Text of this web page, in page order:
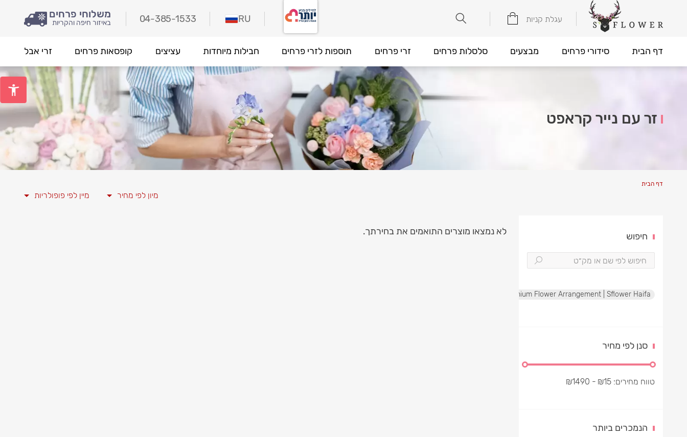
עגלת קניות משלוחי פרחים
באיזור חיפה והקריות 04-385-1533 RU
דף הבית סידורי פרחים מבצעים סלסלות פרחים זרי פרחים תוספות לזרי פרחים חבילות מיוחדות עציצים קופסאות פרחים זרי אבל
זר עם נייר קראפט
דף הבית
מיון לפי מחיר מיין לפי פופולריות
לא נמצאו מוצרים התואמים את בחירתך. חיפוש
Luxury Red & White Rose Box | Premium Flower Arrangement | Sflower Haifa
סנן לפי מחיר
טווח מחירים: ₪15
- ₪
1490
הנמכרים ביותר